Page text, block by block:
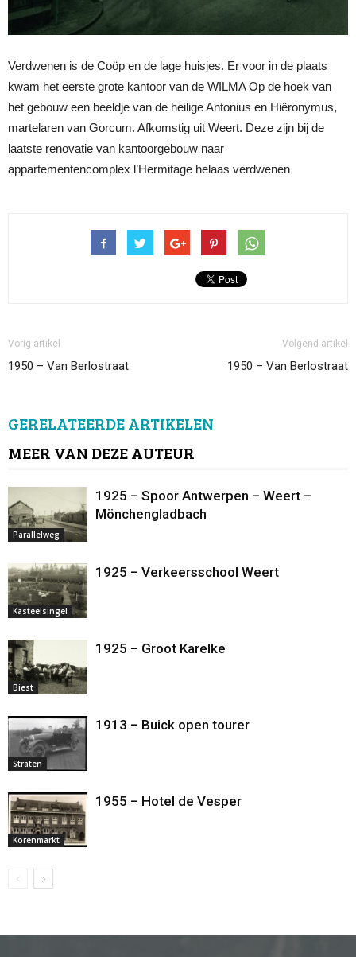
Verdwenen is de Coöp en de lage huisjes. Er voor in de plaats
kwam het eerste grote kantoor van de WILMA Op de hoek van
het gebouw een beeldje van de heilige Antonius en Hiëronymus,
martelaren van Gorcum. Afkomstig uit Weert. Deze zijn bij de
laatste renovatie van kantoorgebouw naar
appartementencomplex l’Hermitage helaas verdwenen
Vorig artikel
1950 – Van Berlostraat
Volgend artikel
1950 – Van Berlostraat
GERELATEERDE ARTIKELEN
MEER VAN DEZE AUTEUR
Parallelweg
1925 – Spoor Antwerpen – Weert –
Mönchengladbach
Kasteelsingel
1925 – Verkeersschool Weert
Biest
1925 – Groot Karelke
Straten
1913 – Buick open tourer
Korenmarkt
1955 – Hotel de Vesper